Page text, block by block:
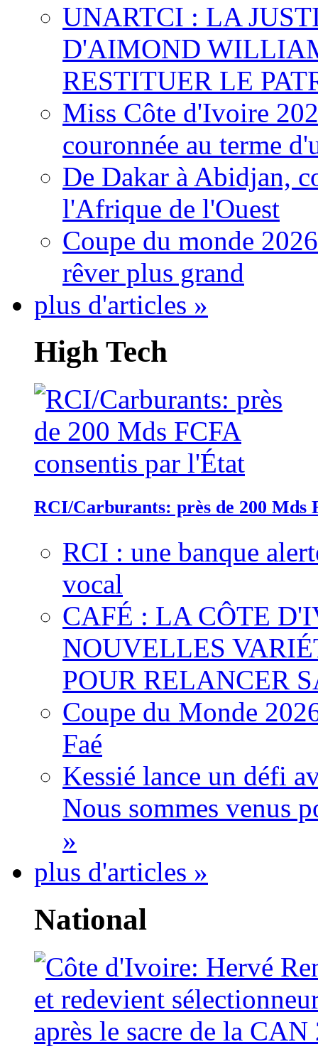
UNARTCI : LA
D'AIMOND
RESTITUER LE
Miss Côte d'Ivoire
couronnée au terme
De Dakar à Abidjan,
l'Afrique de l'Ouest
Coupe du monde
rêver plus grand
plus d'articles »
High Tech
RCI/Carburants: près de 200 Mds
RCI : une banque
vocal
CAFÉ : LA CÔTE
NOUVELLES
POUR RELANCER
Coupe du Monde
Faé
Kessié lance un défi
Nous sommes venus
»
plus d'articles »
National